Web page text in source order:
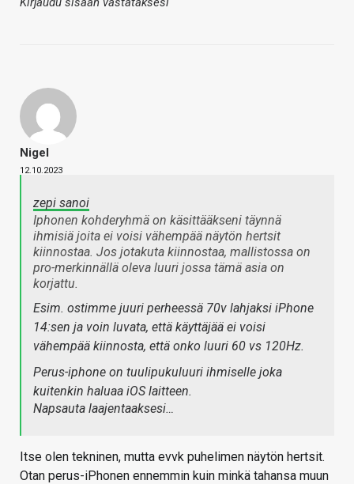
Nigel
12.10.2023
zepi sanoi
Iphonen kohderyhmä on käsittääkseni täynnä
ihmisiä joita ei voisi vähempää näytön hertsit
kiinnostaa. Jos jotakuta kiinnostaa, mallistossa on
pro-merkinnällä oleva luuri jossa tämä asia on
korjattu.
Esim. ostimme juuri perheessä 70v lahjaksi iPhone
14:sen ja voin luvata, että käyttäjää ei voisi
vähempää kiinnosta, että onko luuri 60 vs 120Hz.
Perus-iphone on tuulipukuluuri ihmiselle joka
kuitenkin haluaa iOS laitteen.
Napsauta laajentaaksesi…
Itse olen tekninen, mutta evvk puhelimen näytön hertsit.
Otan perus-iPhonen ennemmin kuin minkä tahansa muun